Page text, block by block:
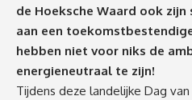
de Hoeksche Waard ook
aan een
hebben niet voor niks de
energieneutraal te zijn!
Tijdens deze landelijke Dag